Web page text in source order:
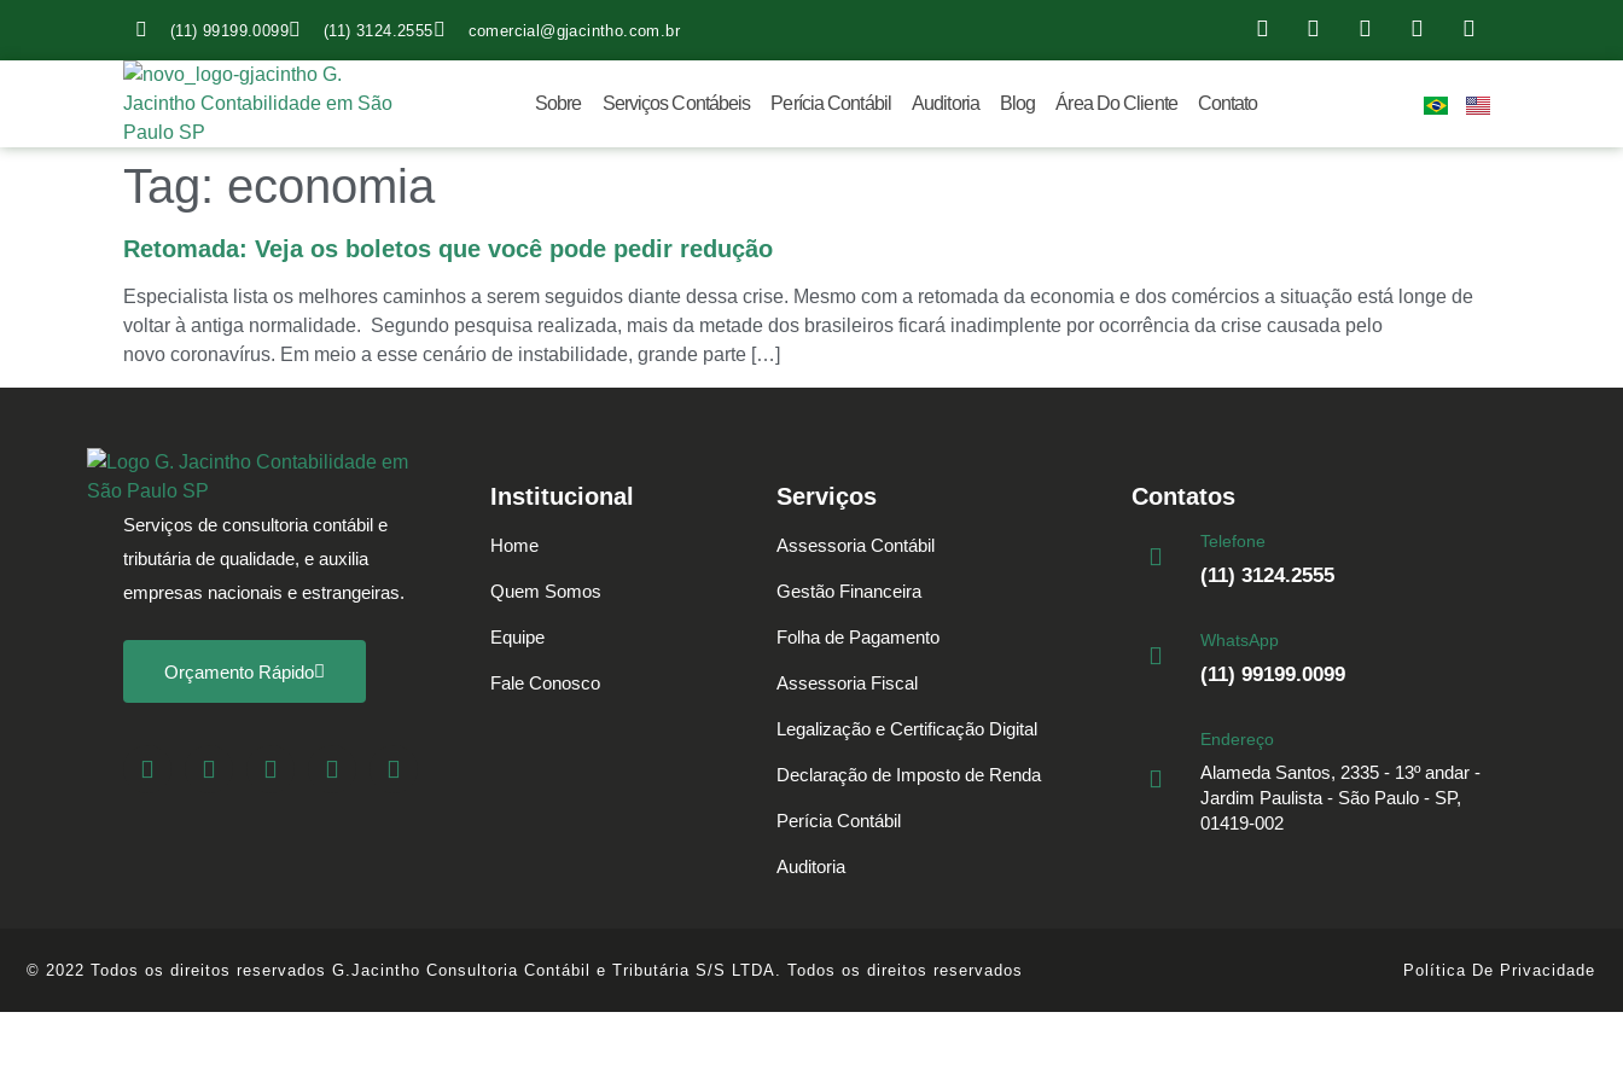
(11) 99199.0099 (11) 3124.2555 comercial@gjacintho.com.br
Sobre Serviços Contábeis Perícia Contábil Auditoria Blog Área Do Cliente Contato
Tag: economia
Retomada: Veja os boletos que você pode pedir redução
Especialista lista os melhores caminhos a serem seguidos diante dessa crise. Mesmo com a retomada da economia e dos comércios a situação está longe de
voltar à antiga normalidade. Segundo pesquisa realizada, mais da metade dos brasileiros ficará inadimplente por ocorrência da crise causada pelo
novo coronavírus. Em meio a esse cenário de instabilidade, grande parte […]
Serviços de consultoria contábil e
tributária de qualidade, e auxilia
empresas nacionais e estrangeiras.
Orçamento Rápido
Institucional
Home
Quem Somos
Equipe
Fale Conosco
Serviços
Assessoria Contábil
Gestão Financeira
Folha de Pagamento
Assessoria Fiscal
Legalização e Certificação Digital
Declaração de Imposto de Renda
Perícia Contábil
Auditoria
Contatos
Telefone
(11) 3124.2555
WhatsApp
(11) 99199.0099
Endereço
Alameda Santos, 2335 - 13º andar -
Jardim Paulista - São Paulo - SP,
01419-002
© 2022 Todos os direitos reservados G.Jacintho Consultoria Contábil e Tributária S/S LTDA. Todos os direitos reservados Política De Privacidade